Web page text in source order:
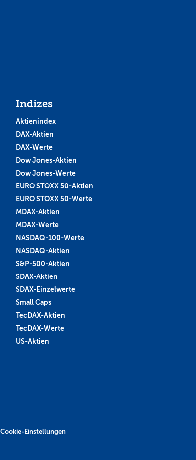
Indizes
Aktienindex
DAX-Aktien
DAX-Werte
Dow Jones-Aktien
Dow Jones-Werte
EURO STOXX 50-Aktien
EURO STOXX 50-Werte
MDAX-Aktien
MDAX-Werte
NASDAQ-100-Werte
NASDAQ-Aktien
S&P-500-Aktien
SDAX-Aktien
SDAX-Einzelwerte
Small Caps
TecDAX-Aktien
TecDAX-Werte
US-Aktien
Cookie-Einstellungen